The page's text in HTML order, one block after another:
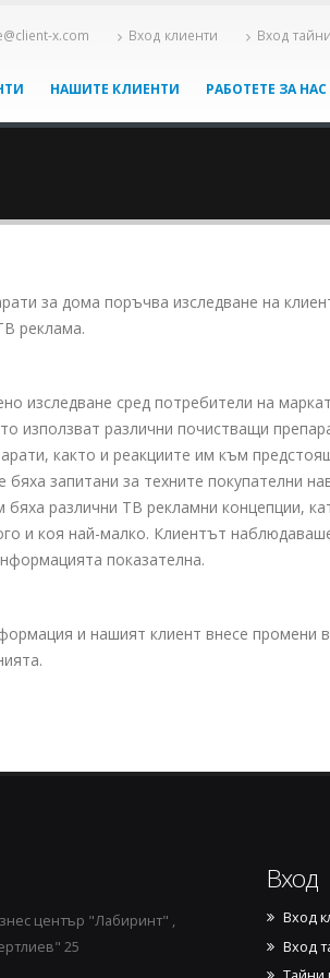
x.com Вход клиенти Вход
НАШИТЕ КЛИЕНТИ РАБОТЕТЕ ЗА НАС
за дома поръчва изследване на
реклама.
изследване сред потребители на
използват различни почистващи
както и реакциите им към
запитани за техните покупателни
различни ТВ рекламни концепции,
и коя най-малко. Клиентът
показателна.
и нашият клиент внесе промени в
център "Лабиринт" ,
25
Вход
Вход
Вход